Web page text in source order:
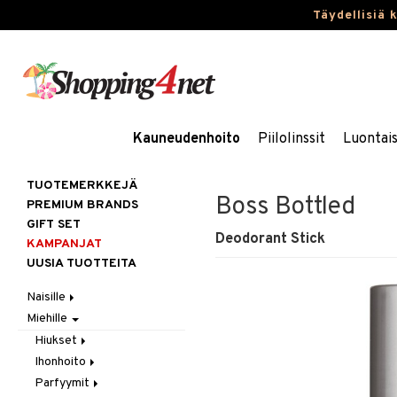
Täydellisiä
Kauneudenhoito Piilolinssit
Boss Bottled
Deodorant Stick
TUOTEMERKKEJÄ
PREMIUM BRANDS
GIFT SET
KAMPANJAT
UUSIA TUOTTEITA
Naisille
Hiukset
Gift Set
Harjat / Kammat
Hiuskuurit
Ihonhoito
Aurinkotuotteet
Erikoistuotteet
Korut
Kaulakorut
Kosmetiikka
Miehille
Hiukset
Hiustenlähtö
Hiusväri
Ihonhoito
Aurinkotuotteet
Parfyymit